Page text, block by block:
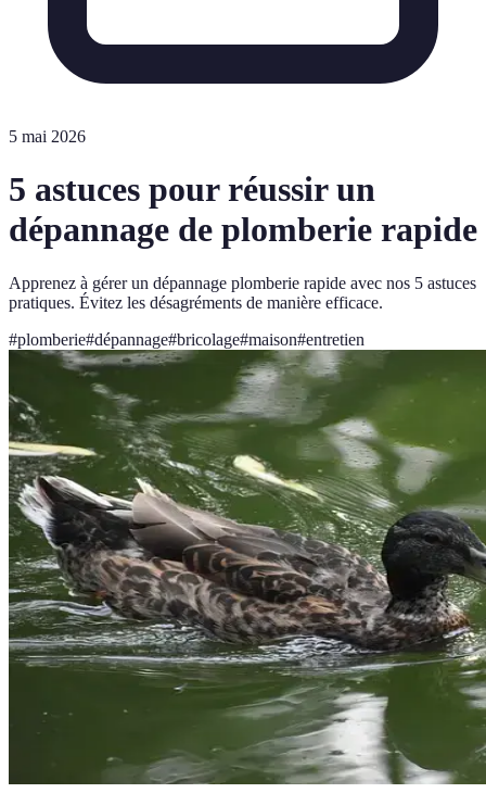
5 mai 2026
5 astuces pour réussir un
dépannage de plomberie rapide
Apprenez à gérer un dépannage plomberie rapide avec nos 5 astuces
pratiques. Évitez les désagréments de manière efficace.
#plomberie#dépannage#bricolage#maison#entretien